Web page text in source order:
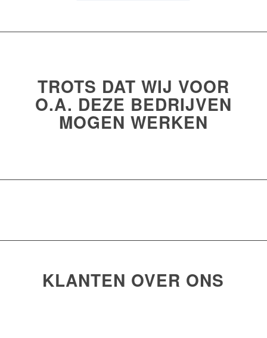
TROTS DAT WIJ VOOR
O.A. DEZE BEDRIJVEN
MOGEN WERKEN
KLANTEN OVER ONS